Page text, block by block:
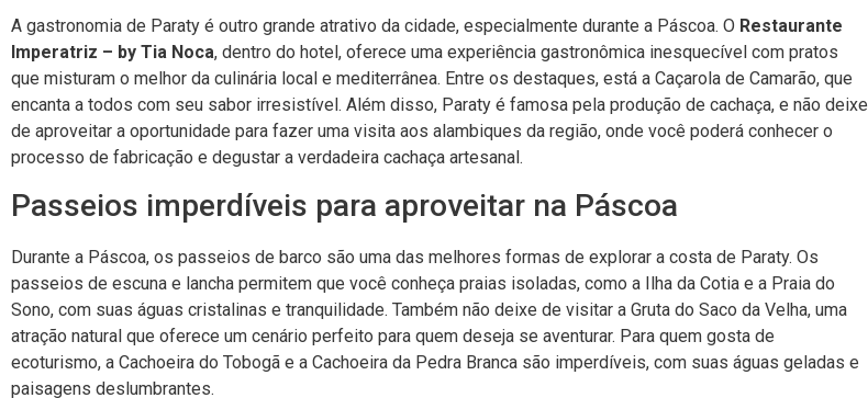
A gastronomia de Paraty é outro grande atrativo da cidade, especialmente durante a Páscoa. O Restaurante
Imperatriz – by Tia Noca, dentro do hotel, oferece uma experiência gastronômica inesquecível com pratos
que misturam o melhor da culinária local e mediterrânea. Entre os destaques, está a Caçarola de Camarão, que
encanta a todos com seu sabor irresistível. Além disso, Paraty é famosa pela produção de cachaça, e não deixe
de aproveitar a oportunidade para fazer uma visita aos alambiques da região, onde você poderá conhecer o
processo de fabricação e degustar a verdadeira cachaça artesanal.
Passeios imperdíveis para aproveitar na Páscoa
Durante a Páscoa, os passeios de barco são uma das melhores formas de explorar a costa de Paraty. Os
passeios de escuna e lancha permitem que você conheça praias isoladas, como a Ilha da Cotia e a Praia do
Sono, com suas águas cristalinas e tranquilidade. Também não deixe de visitar a Gruta do Saco da Velha, uma
atração natural que oferece um cenário perfeito para quem deseja se aventurar. Para quem gosta de
ecoturismo, a Cachoeira do Tobogã e a Cachoeira da Pedra Branca são imperdíveis, com suas águas geladas e
paisagens deslumbrantes.